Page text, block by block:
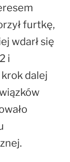
furtkę,
wdarł się
i
krok dalej